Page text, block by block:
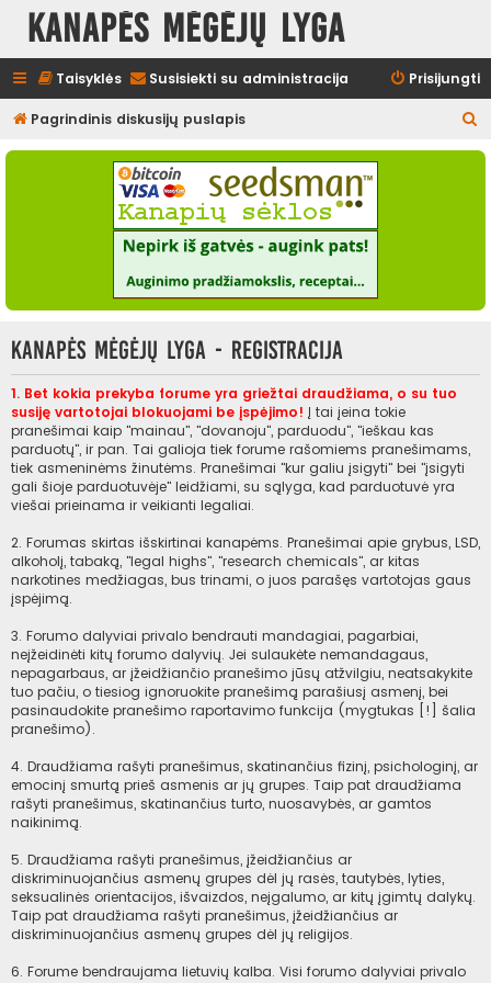
Kanapės mėgėjų lyga
Taisyklės Susisiekti su administracija Prisijungti
Pagrindinis diskusijų puslapis
e
Kanapės mėgėjų lyga - Registracija
1. Bet kokia prekyba forume yra griežtai draudžiama, o su tuo
susiję vartotojai blokuojami be įspėjimo! Į tai įeina tokie
pranešimai kaip "mainau", "dovanoju", parduodu", "ieškau kas
parduotų", ir pan. Tai galioja tiek forume rašomiems pranešimams,
tiek asmeninėms žinutėms. Pranešimai "kur galiu įsigyti" bei "įsigyti
gali šioje parduotuvėje" leidžiami, su sąlyga, kad parduotuvė yra
viešai prieinama ir veikianti legaliai.
2. Forumas skirtas išskirtinai kanapėms. Pranešimai apie grybus, LSD,
alkoholį, tabaką, "legal highs", "research chemicals", ar kitas
narkotines medžiagas, bus trinami, o juos parašęs vartotojas gaus
įspėjimą.
3. Forumo dalyviai privalo bendrauti mandagiai, pagarbiai,
neįžeidinėti kitų forumo dalyvių. Jei sulaukėte nemandagaus,
nepagarbaus, ar įžeidžiančio pranešimo jūsų atžvilgiu, neatsakykite
tuo pačiu, o tiesiog ignoruokite pranešimą parašiusį asmenį, bei
pasinaudokite pranešimo raportavimo funkcija (mygtukas [!] šalia
pranešimo).
4. Draudžiama rašyti pranešimus, skatinančius fizinį, psichologinį, ar
emocinį smurtą prieš asmenis ar jų grupes. Taip pat draudžiama
rašyti pranešimus, skatinančius turto, nuosavybės, ar gamtos
naikinimą.
5. Draudžiama rašyti pranešimus, įžeidžiančius ar
diskriminuojančius asmenų grupes dėl jų rasės, tautybės, lyties,
seksualinės orientacijos, išvaizdos, neįgalumo, ar kitų įgimtų dalykų.
Taip pat draudžiama rašyti pranešimus, įžeidžiančius ar
diskriminuojančius asmenų grupes dėl jų religijos.
6. Forume bendraujama lietuvių kalba. Visi forumo dalyviai privalo